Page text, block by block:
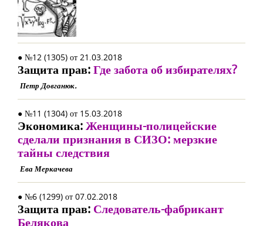
● №12 (1305) от 21.03.2018
Защита прав:Где забота об избирателях?
Петр Довганюк.
● №11 (1304) от 15.03.2018
Экономика:Женщины-полицейские
сделали признания в СИЗО: мерзкие
тайны следствия
Ева Меркачева
● №6 (1299) от 07.02.2018
Защита прав: Следователь-фабрикант
Белякова